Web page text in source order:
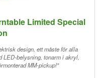
Limited Special
design, ett måste för alla
LED-belysning, tonarm i akryl,
MM-pickup!"